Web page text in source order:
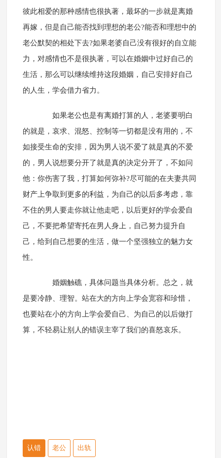
彼此相爱的那种感情也很执著，最坏的一步就是离婚
再嫁，但是自己能否找到理想的老公?能否和理想中的
老公默契的相处下去?如果老婆自己没有很好的自立能
力，对感情也不是很执著，可以在婚姻中过好自己的
生活，那么可以继续维持这段婚姻，自己安排好自己
的人生，学会借力省力。
如果老公也是有离婚打算的人，老婆要明白
的就是，哀求、混怒、控制等一切都是没有用的，不
如接受生命的安排，因为男人说不爱了就是真的不爱
的，男人说想要分开了就是真的决定分开了，不如问
他：你伤害了我，打算如何弥补?尽可能的在夫妻共同
财产上争取到更多的利益，为自己的以后多考虑，靠
不住的男人要走你就让他走吧，以后更好的学会爱自
己，不要把希望寄托在男人身上，自己努力提升自
己，给到自己想要的生活，做一个坚强独立的魅力女
性。
婚姻触礁，具体问题当具体分析。总之，就
是要冷静、理智。站在大的方向上学会宽容和珍惜，
也要站在小的方向上学会爱自己、为自己的以后做打
算，不轻易让别人的错误主宰了我们的喜怒哀乐。
认错 老公 出轨